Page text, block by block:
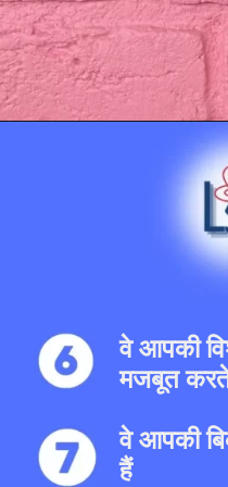
वे आपकी
मजबूत
वे आपकी
हैं